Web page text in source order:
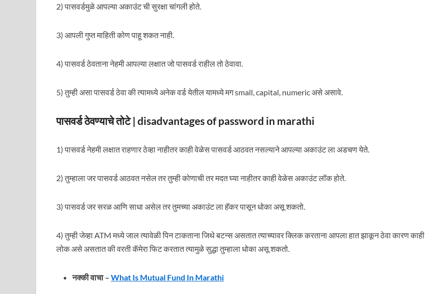
2) पासवर्डमुळे आपल्या अकाउंट ची सुरक्षा चांगली होते.
3) आपली गुप्त माहिती कोण पाहू शकत नाही.
4) पासवर्ड ठेवताना नेहमी आपल्या लक्षात जो पासवर्ड राहील तो ठेवावा.
5) तुम्ही असा पासवर्ड ठेवा की त्यामध्ये अनेक वर्ड येतील यामध्ये मग small, capital, numeric असे असावे.
पासवर्ड ठेवण्याचे तोटे | disadvantages of password in marathi
1) पासवर्ड नेहमी लक्षात राहणार ठेव्हा नाहीतर काही वेळेस पासवर्ड आठवत नसल्याने आपल्या अकाउंट ला अडचण येते.
2) तुम्हाला जर पासवर्ड आठवत नसेल तर तुम्ही कोणाची तर मदत घ्या नाहीतर काही वेळेस अकाउंट लॉक होते.
3) पासवर्ड जर सरळ आणि साधा असेल तर तुमच्या अकाउंट ला हॅकर पासून धोका असू शकतो.
4) तुम्ही जेव्हा ATM मध्ये जाल त्यावेळी पिन टाकताना जिथे बटन्स असतात त्याच्यावर क्लिक करताना आपला हात झाकून ठेवा कारण काही
लोक असे असतात की वरती कॅमेरा फिट करतात त्यामुळे सुद्धा तुम्हाला धोका असू शकतो.
नक्की वाचा – What Is Mutual Fund In Marathi